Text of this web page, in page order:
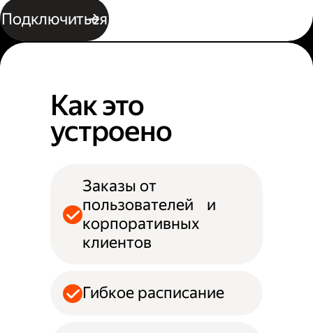
Подключиться
Как это
устроено
Заказы от
пользователей и
корпоративных
клиентов
Гибкое расписание